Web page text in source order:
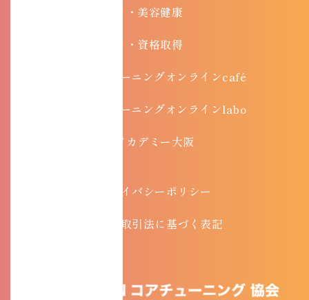
・美容健康
・資格取得
・コアチューニングオンラインcafé
・コアチューニングオンラインlabo
アカデミー大阪
プライバシーポリシー
特定商取引法に基づく表記